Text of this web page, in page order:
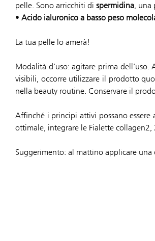
pelle. Sono arricchiti di spermidina, una
• Acido ialuronico a basso peso
La tua pelle lo amerà!
Modalità d’uso: agitare prima
visibili, occorre utilizzare il prodotto
nella beauty routine. Conservare il
Affinché i principi attivi possano
ottimale, integrare le Fialette
Suggerimento: al mattino applicare